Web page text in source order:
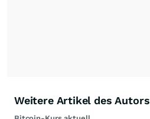
Weitere Artikel des Autors